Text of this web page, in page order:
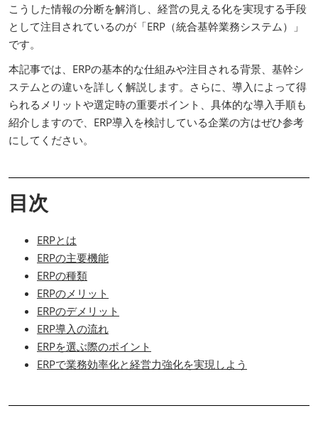
こうした情報の分断を解消し、経営の見える化を実現する手段
として注目されているのが「ERP（統合基幹業務システム）」
です。
本記事では、ERPの基本的な仕組みや注目される背景、基幹シ
ステムとの違いを詳しく解説します。さらに、導入によって得
られるメリットや選定時の重要ポイント、具体的な導入手順も
紹介しますので、ERP導入を検討している企業の方はぜひ参考
にしてください。
目次
ERPとは
ERPの主要機能
ERPの種類
ERPのメリット
ERPのデメリット
ERP導入の流れ
ERPを選ぶ際のポイント
ERPで業務効率化と経営力強化を実現しよう